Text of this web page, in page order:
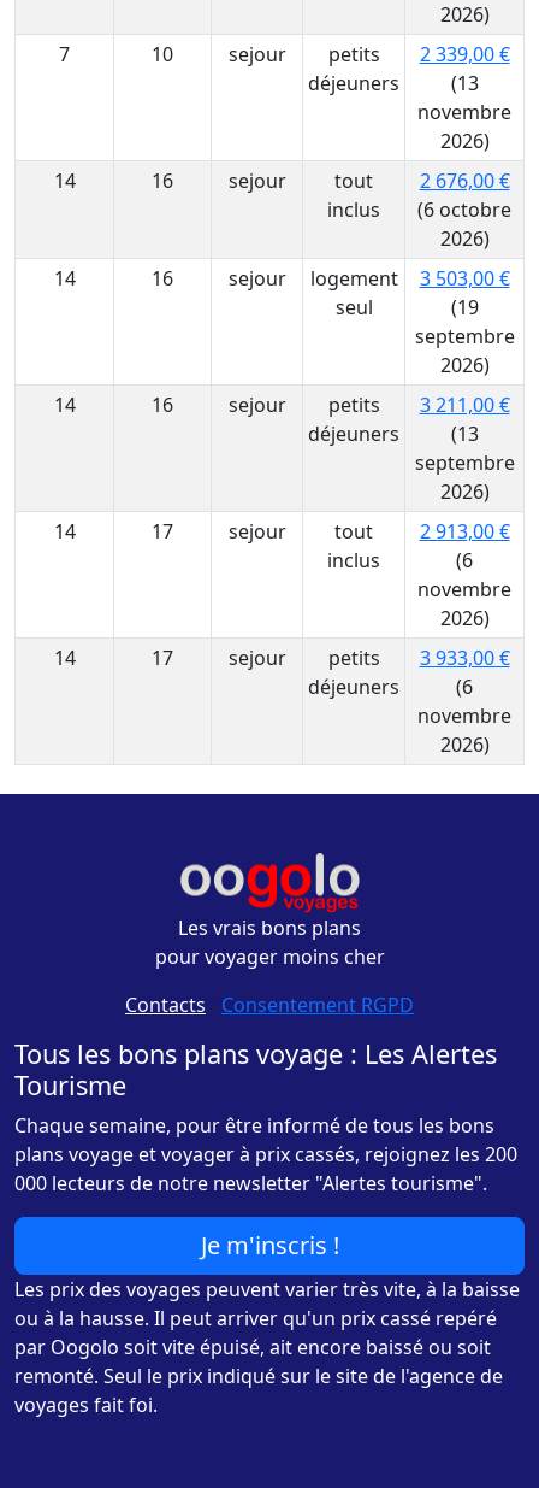
2026)
7
10 sejour
petits
déjeuners
2 339,00 €
(13
novembre
2026)
14
16 sejour
tout
inclus
2 676,00 €
(6 octobre
2026)
14
16 sejour
logement
seul
3 503,00 €
(19
septembre
2026)
14
16 sejour
petits
déjeuners
3 211,00 €
(13
septembre
2026)
14
17 sejour
tout
inclus
2 913,00 €
(6
novembre
2026)
14
17 sejour
petits
déjeuners
3 933,00 €
(6
novembre
2026)
Les vrais bons plans
pour voyager moins cher
Contacts - Consentement RGPD
Tous les bons plans voyage : Les Alertes
Tourisme
Chaque semaine, pour être informé de tous les bons
plans voyage et voyager à prix cassés, rejoignez les 200
000 lecteurs de notre newsletter "Alertes tourisme".
Je m'inscris !
Les prix des voyages peuvent varier très vite, à la baisse
ou à la hausse. Il peut arriver qu'un prix cassé repéré
par Oogolo soit vite épuisé, ait encore baissé ou soit
remonté. Seul le prix indiqué sur le site de l'agence de
voyages fait foi.